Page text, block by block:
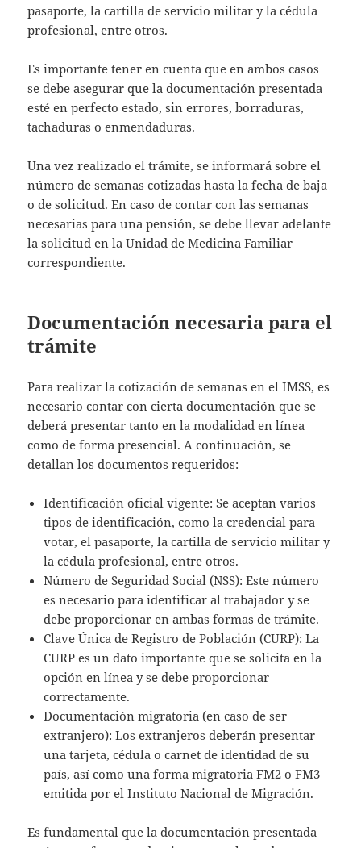
pasaporte, la cartilla de servicio militar y la cédula
profesional, entre otros.
Es importante tener en cuenta que en ambos casos
se debe asegurar que la documentación presentada
esté en perfecto estado, sin errores, borraduras,
tachaduras o enmendaduras.
Una vez realizado el trámite, se informará sobre el
número de semanas cotizadas hasta la fecha de baja
o de solicitud. En caso de contar con las semanas
necesarias para una pensión, se debe llevar adelante
la solicitud en la Unidad de Medicina Familiar
correspondiente.
Documentación necesaria para el
trámite
Para realizar la cotización de semanas en el IMSS, es
necesario contar con cierta documentación que se
deberá presentar tanto en la modalidad en línea
como de forma presencial. A continuación, se
detallan los documentos requeridos:
Identificación oficial vigente: Se aceptan varios
tipos de identificación, como la credencial para
votar, el pasaporte, la cartilla de servicio militar y
la cédula profesional, entre otros.
Número de Seguridad Social (NSS): Este número
es necesario para identificar al trabajador y se
debe proporcionar en ambas formas de trámite.
Clave Única de Registro de Población (CURP): La
CURP es un dato importante que se solicita en la
opción en línea y se debe proporcionar
correctamente.
Documentación migratoria (en caso de ser
extranjero): Los extranjeros deberán presentar
una tarjeta, cédula o carnet de identidad de su
país, así como una forma migratoria FM2 o FM3
emitida por el Instituto Nacional de Migración.
Es fundamental que la documentación presentada